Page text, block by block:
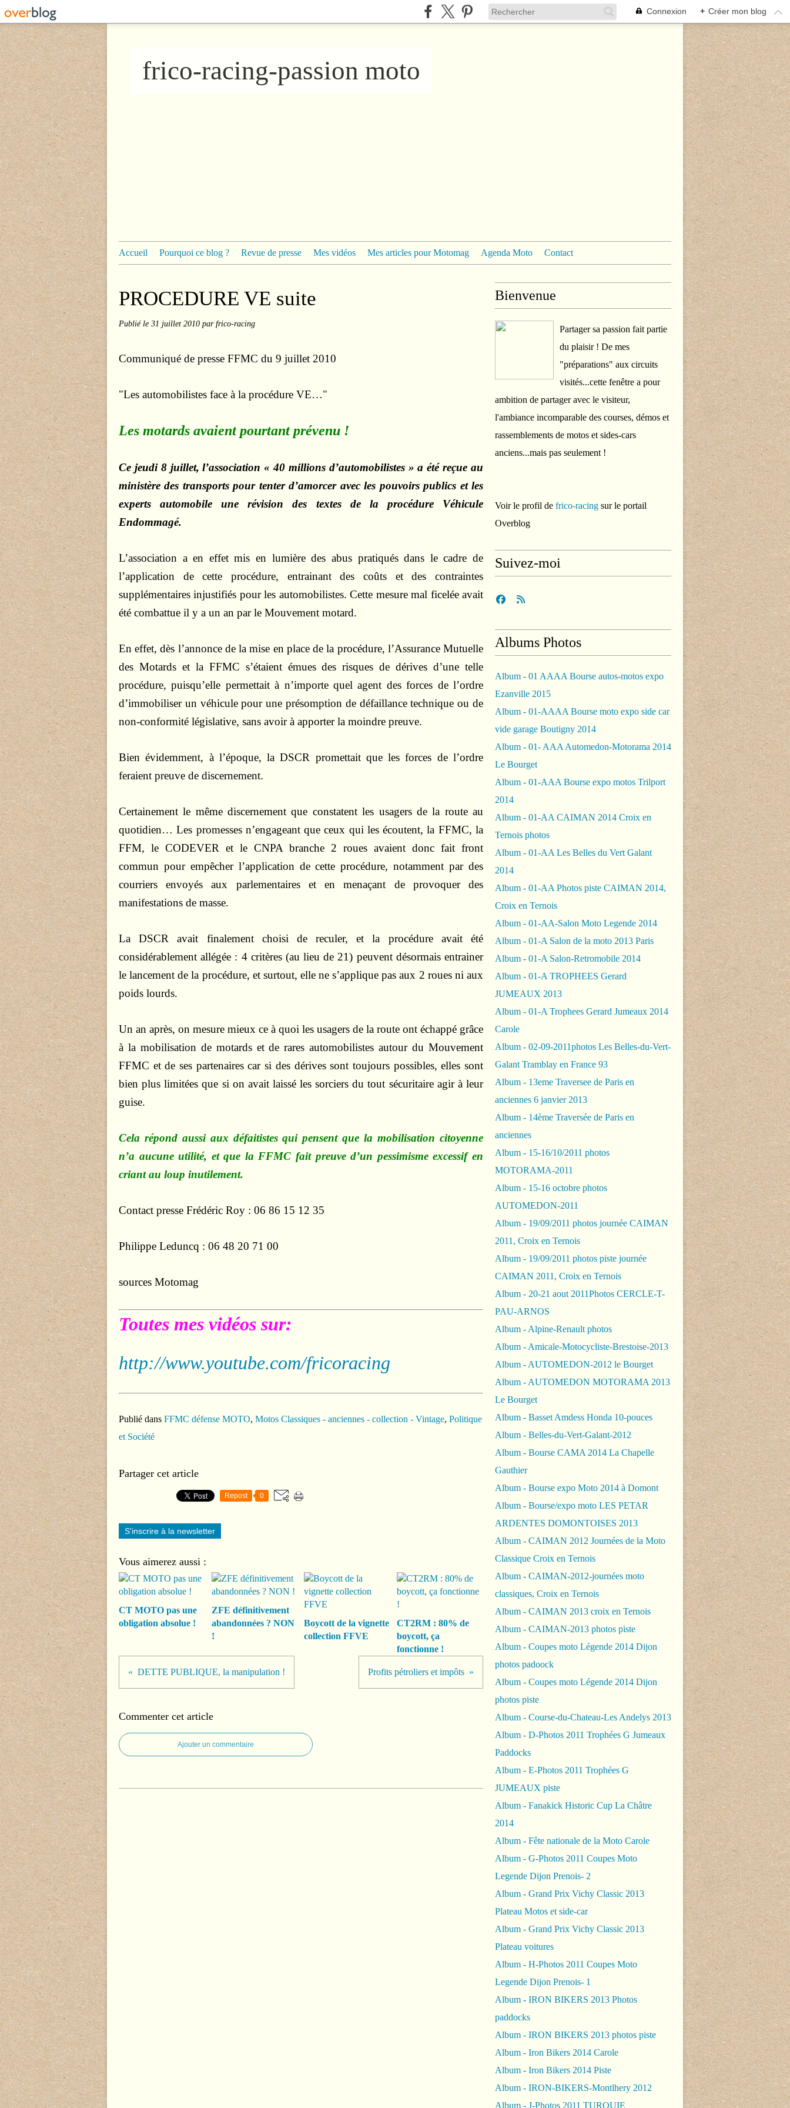
Connexion + Créer mon blog
frico-racing-passion moto
Accueil Pourquoi ce blog ? Revue de presse Mes vidéos Mes articles pour Motomag Agenda Moto Contact
PROCEDURE VE suite
Publié le 31 juillet 2010 par frico-racing
Communiqué de presse FFMC du 9 juillet 2010
"Les automobilistes face à la procédure VE…"
Les motards avaient pourtant prévenu !
Ce jeudi 8 juillet, l’association « 40 millions d’automobilistes » a été reçue au
ministère des transports pour tenter d’amorcer avec les pouvoirs publics et les
experts automobile une révision des textes de la procédure Véhicule
Endommagé.
L’association a en effet mis en lumière des abus pratiqués dans le cadre de
l’application de cette procédure, entrainant des coûts et des contraintes
supplémentaires injustifiés pour les automobilistes. Cette mesure mal ficelée avait
été combattue il y a un an par le Mouvement motard.
En effet, dès l’annonce de la mise en place de la procédure, l’Assurance Mutuelle
des Motards et la FFMC s’étaient émues des risques de dérives d’une telle
procédure, puisqu’elle permettait à n’importe quel agent des forces de l’ordre
d’immobiliser un véhicule pour une présomption de défaillance technique ou de
non-conformité législative, sans avoir à apporter la moindre preuve.
Bien évidemment, à l’époque, la DSCR promettait que les forces de l’ordre
feraient preuve de discernement.
Certainement le même discernement que constatent les usagers de la route au
quotidien… Les promesses n’engageant que ceux qui les écoutent, la FFMC, la
FFM, le CODEVER et le CNPA branche 2 roues avaient donc fait front
commun pour empêcher l’application de cette procédure, notamment par des
courriers envoyés aux parlementaires et en menaçant de provoquer des
manifestations de masse.
La DSCR avait finalement choisi de reculer, et la procédure avait été
considérablement allégée : 4 critères (au lieu de 21) peuvent désormais entrainer
le lancement de la procédure, et surtout, elle ne s’applique pas aux 2 roues ni aux
poids lourds.
Un an après, on mesure mieux ce à quoi les usagers de la route ont échappé grâce
à la mobilisation de motards et de rares automobilistes autour du Mouvement
FFMC et de ses partenaires car si des dérives sont toujours possibles, elles sont
bien plus limitées que si on avait laissé les sorciers du tout sécuritaire agir à leur
guise.
Cela répond aussi aux défaitistes qui pensent que la mobilisation citoyenne
n’a aucune utilité, et que la FFMC fait preuve d’un pessimisme excessif en
criant au loup inutilement.
Contact presse Frédéric Roy : 06 86 15 12 35
Philippe Leduncq : 06 48 20 71 00
sources Motomag
Toutes mes vidéos sur:
http://www.youtube.com/fricoracing
Publié dans FFMC défense MOTO, Motos Classiques - anciennes - collection - Vintage, Politique
et Société
Partager cet article
Repost 0
S'inscrire à la newsletter
Vous aimerez aussi :
CT MOTO pas une
obligation absolue !
ZFE définitivement
abandonnées ? NON
!
Boycott de la vignette
collection FFVE
CT2RM : 80% de
boycott, ça
fonctionne !
DETTE PUBLIQUE, la manipulation ! Profits pétroliers et impôts
Commenter cet article
Ajouter un commentaire
Bienvenue
Partager sa passion fait partie
du plaisir ! De mes
"préparations" aux circuits
visités...cette fenêtre a pour
ambition de partager avec le visiteur,
l'ambiance incomparable des courses, démos et
rassemblements de motos et sides-cars
anciens...mais pas seulement !
Voir le profil de frico-racing sur le portail
Overblog
Suivez-moi
Albums Photos
Album - 01 AAAA Bourse autos-motos expo
Ezanville 2015
Album - 01-AAAA Bourse moto expo side car
vide garage Boutigny 2014
Album - 01- AAA Automedon-Motorama 2014
Le Bourget
Album - 01-AAA Bourse expo motos Trilport
2014
Album - 01-AA CAIMAN 2014 Croix en
Ternois photos
Album - 01-AA Les Belles du Vert Galant
2014
Album - 01-AA Photos piste CAIMAN 2014,
Croix en Ternois
Album - 01-AA-Salon Moto Legende 2014
Album - 01-A Salon de la moto 2013 Paris
Album - 01-A Salon-Retromobile 2014
Album - 01-A TROPHEES Gerard
JUMEAUX 2013
Album - 01-A Trophees Gerard Jumeaux 2014
Carole
Album - 02-09-2011photos Les Belles-du-Vert-
Galant Tramblay en France 93
Album - 13eme Traversee de Paris en
anciennes 6 janvier 2013
Album - 14ème Traversée de Paris en
anciennes
Album - 15-16/10/2011 photos
MOTORAMA-2011
Album - 15-16 octobre photos
AUTOMEDON-2011
Album - 19/09/2011 photos journée CAIMAN
2011, Croix en Ternois
Album - 19/09/2011 photos piste journée
CAIMAN 2011, Croix en Ternois
Album - 20-21 aout 2011Photos CERCLE-T-
PAU-ARNOS
Album - Alpine-Renault photos
Album - Amicale-Motocycliste-Brestoise-2013
Album - AUTOMEDON-2012 le Bourget
Album - AUTOMEDON MOTORAMA 2013
Le Bourget
Album - Basset Amdess Honda 10-pouces
Album - Belles-du-Vert-Galant-2012
Album - Bourse CAMA 2014 La Chapelle
Gauthier
Album - Bourse expo Moto 2014 à Domont
Album - Bourse/expo moto LES PETAR
ARDENTES DOMONTOISES 2013
Album - CAIMAN 2012 Journées de la Moto
Classique Croix en Ternois
Album - CAIMAN-2012-journées moto
classiques, Croix en Ternois
Album - CAIMAN 2013 croix en Ternois
Album - CAIMAN-2013 photos piste
Album - Coupes moto Légende 2014 Dijon
photos padoock
Album - Coupes moto Légende 2014 Dijon
photos piste
Album - Course-du-Chateau-Les Andelys 2013
Album - D-Photos 2011 Trophées G Jumeaux
Paddocks
Album - E-Photos 2011 Trophées G
JUMEAUX piste
Album - Fanakick Historic Cup La Châtre
2014
Album - Fête nationale de la Moto Carole
Album - G-Photos 2011 Coupes Moto
Legende Dijon Prenois- 2
Album - Grand Prix Vichy Classic 2013
Plateau Motos et side-car
Album - Grand Prix Vichy Classic 2013
Plateau voitures
Album - H-Photos 2011 Coupes Moto
Legende Dijon Prenois- 1
Album - IRON BIKERS 2013 Photos
paddocks
Album - IRON BIKERS 2013 photos piste
Album - Iron Bikers 2014 Carole
Album - Iron Bikers 2014 Piste
Album - IRON-BIKERS-Montlhery 2012
Album - J-Photos 2011 TURQUIE